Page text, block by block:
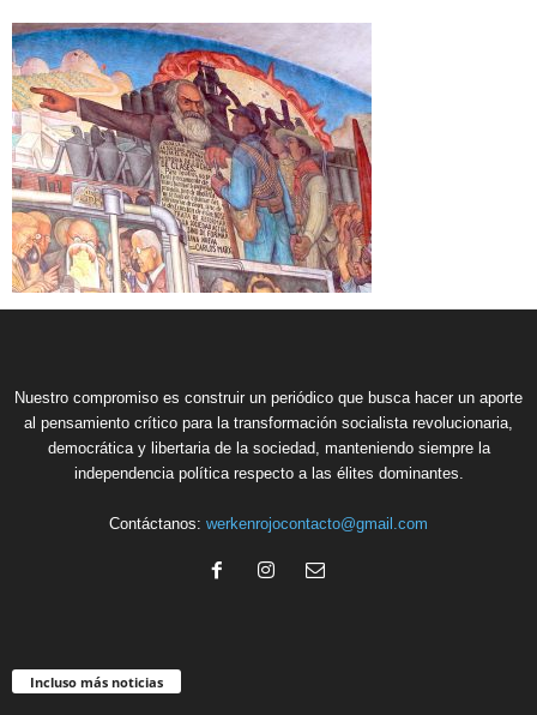
Nuestro compromiso es construir un periódico que busca hacer un aporte
al pensamiento crítico para la transformación socialista revolucionaria,
democrática y libertaria de la sociedad, manteniendo siempre la
independencia política respecto a las élites dominantes.
Contáctanos: werkenrojocontacto@gmail.com
Incluso más noticias